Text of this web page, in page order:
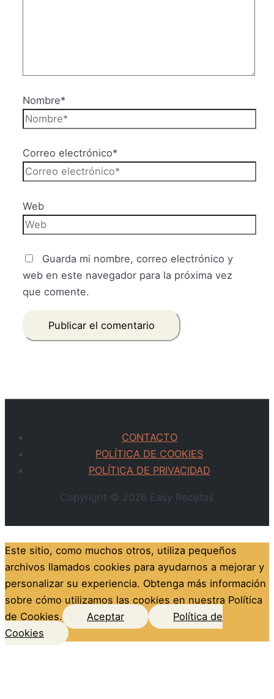
Nombre*
Correo electrónico*
Web
Guarda mi nombre, correo electrónico y
web en este navegador para la próxima vez
que comente.
CONTACTO
POLÍTICA DE COOKIES
POLÍTICA DE PRIVACIDAD
Copyright © 2026 Easy Recetas
Este sitio, como muchos otros, utiliza pequeños
archivos llamados cookies para ayudarnos a mejorar y
personalizar su experiencia. Obtenga más información
sobre cómo utilizamos las cookies en nuestra Política
de Cookies.
Aceptar
Política de
Cookies